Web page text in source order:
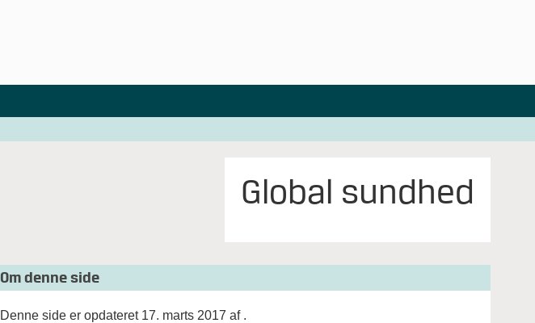
Global sundhed
Om denne side
Denne side er opdateret 17. marts 2017 af .